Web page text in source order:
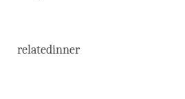
relatedinner